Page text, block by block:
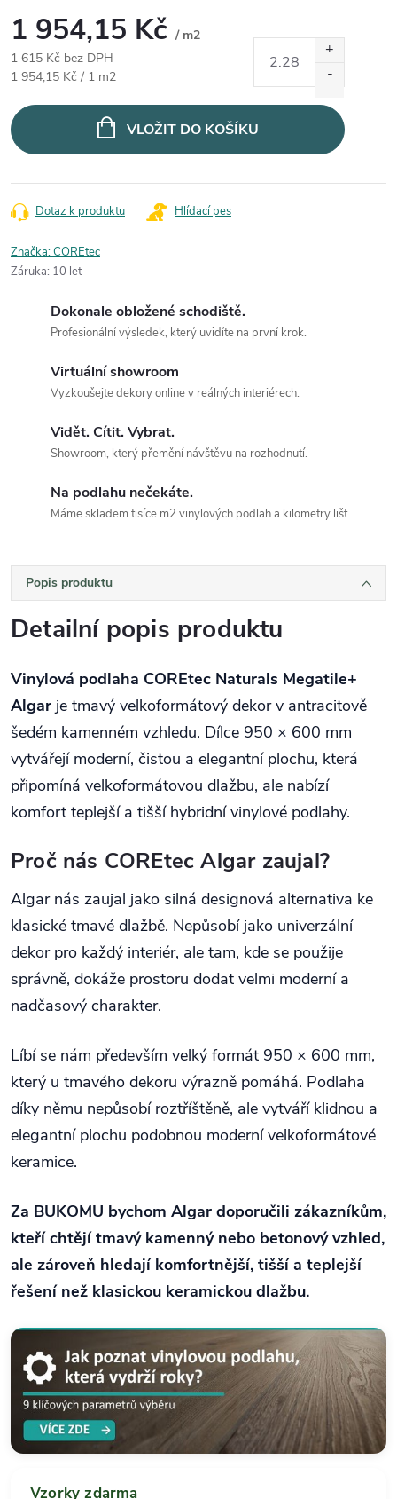
1 954,15 Kč / m2
1 615 Kč bez DPH
Měrná cena:
1 954,15 Kč / 1 m2
VLOŽIT DO KOŠÍKU
Dotaz k produktu Hlídací pes
Značka:COREtec
Záruka: 10 let
Dokonale obložené schodiště.
Profesionální výsledek, který uvidíte na první krok.
Virtuální showroom
Vyzkoušejte dekory online v reálných interiérech.
Vidět. Cítit. Vybrat.
Showroom, který přemění návštěvu na rozhodnutí.
Na podlahu nečekáte.
Máme skladem tisíce m2 vinylových podlah a kilometry lišt.
Popis produktu
Detailní popis produktu
Vinylová podlaha COREtec Naturals Megatile+
Algar je tmavý velkoformátový dekor v antracitově
šedém kamenném vzhledu. Dílce 950 × 600 mm
vytvářejí moderní, čistou a elegantní plochu, která
připomíná velkoformátovou dlažbu, ale nabízí
komfort teplejší a tišší hybridní vinylové podlahy.
Proč nás COREtec Algar zaujal?
Algar nás zaujal jako silná designová alternativa ke
klasické tmavé dlažbě. Nepůsobí jako univerzální
dekor pro každý interiér, ale tam, kde se použije
správně, dokáže prostoru dodat velmi moderní a
nadčasový charakter.
Líbí se nám především velký formát 950 × 600 mm,
který u tmavého dekoru výrazně pomáhá. Podlaha
díky němu nepůsobí roztříštěně, ale vytváří klidnou a
elegantní plochu podobnou moderní velkoformátové
keramice.
Za BUKOMU bychom Algar doporučili zákazníkům,
kteří chtějí tmavý kamenný nebo betonový vzhled,
ale zároveň hledají komfortnější, tišší a teplejší
řešení než klasickou keramickou dlažbu.
Vzorky zdarma